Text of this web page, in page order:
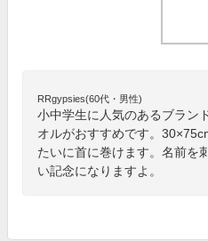
RRgypsies(60代・男性)
小中学生に人気のあるブラン
オルがおすすめです。
たいに首に巻けます。名前を
い記念になりますよ。